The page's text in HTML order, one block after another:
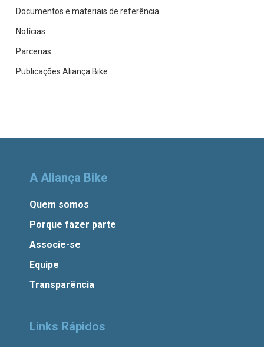
Documentos e materiais de referência
Notícias
Parcerias
Publicações Aliança Bike
A Aliança Bike
Quem somos
Porque fazer parte
Associe-se
Equipe
Transparência
Links Rápidos